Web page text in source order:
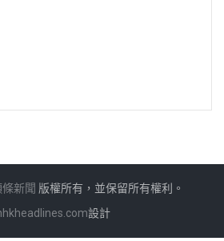
新聞 版權所有，並保留所有權利。
設計